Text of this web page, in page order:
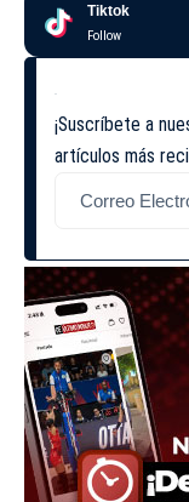
Tiktok
Follow
¡Suscríbete a
artículos más